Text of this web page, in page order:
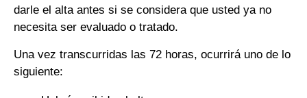
darle el alta antes si se considera que usted ya no
necesita ser evaluado o tratado.
Una vez transcurridas las 72 horas, ocurrirá uno de lo
siguiente: